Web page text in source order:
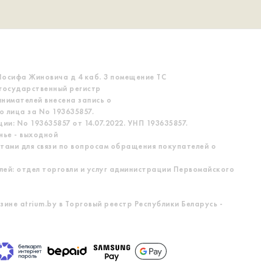
Жиновича д 4 каб. 3 помещение ТС
регистр
внесена запись о
лица за No 193635857.
No 193635857 от 14.07.2022. УНП 193635857.
- выходной
для связи по вопросам обращения покупателей о
отдел торговли и услуг администрации Первомайского
atrium.by в Торговый реестр Республики Беларусь -